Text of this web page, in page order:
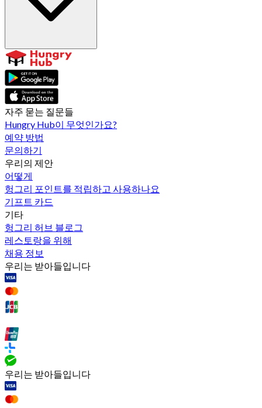
자주 묻는 질문들
Hungry Hub이 무엇인가요?
예약 방법
문의하기
우리의 제안
어떻게
헝그리 포인트를 적립하고 사용하나요
기프트 카드
기타
헝그리 허브 블로그
레스토랑을 위해
채용 정보
우리는 받아들입니다
우리는 받아들입니다